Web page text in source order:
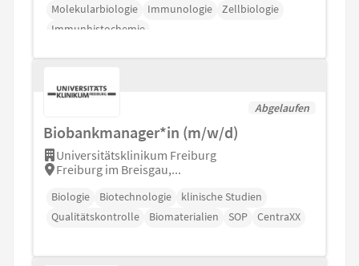
Molekularbiologie
Immunologie
Zellbiologie
Immunhistochemie
Abgelaufen
Biobankmanager*in (m/w/d)
Universitätsklinikum Freiburg
Freiburg im Breisgau,...
Biologie Biotechnologie
klinische Studien
Qualitätskontrolle
Biomaterialien SOP CentraXX